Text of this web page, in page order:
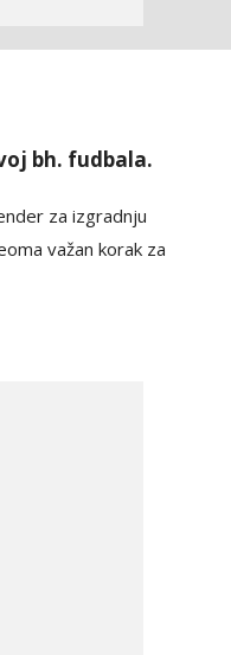
bh. fudbala.
za izgradnju
važan korak za